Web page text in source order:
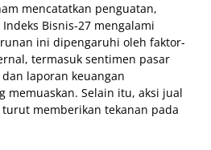
mencatatkan penguatan,
Bisnis-27 mengalami
ini dipengaruhi oleh faktor-
termasuk sentimen pasar
laporan keuangan
memuaskan. Selain itu, aksi jual
memberikan tekanan pada